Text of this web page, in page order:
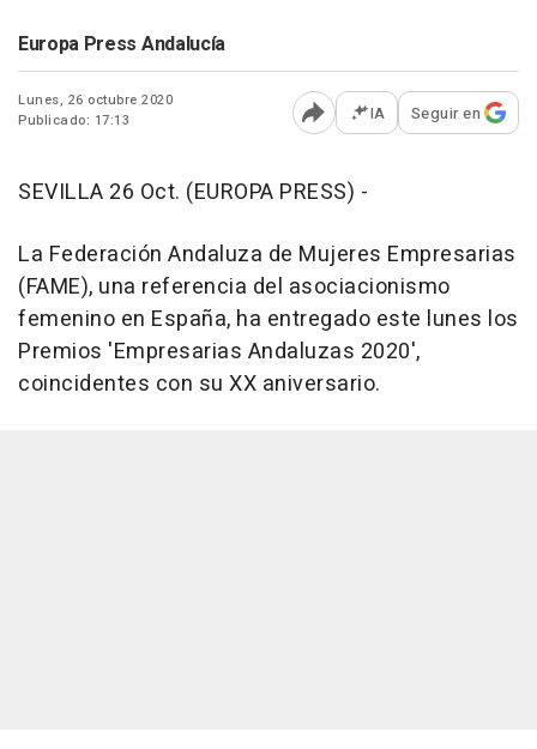
Europa Press Andalucía
Lunes, 26 octubre 2020
Publicado: 17:13
Abrir opciones para
IA Seguir en
SEVILLA 26 Oct. (EUROPA PRESS) -
La Federación Andaluza de Mujeres Empresarias
(FAME), una referencia del asociacionismo
femenino en España, ha entregado este lunes los
Premios 'Empresarias Andaluzas 2020',
coincidentes con su XX aniversario.